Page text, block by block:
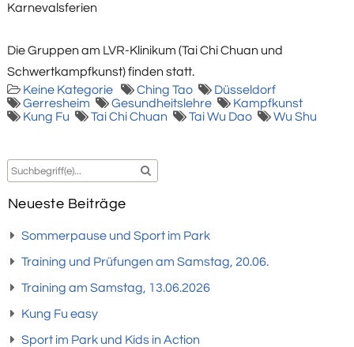
Karnevalsferien
Die Gruppen am LVR-Klinikum (Tai Chi Chuan und
Schwertkampfkunst) finden statt.
Keine Kategorie
Ching Tao
Düsseldorf
Gerresheim
Gesundheitslehre
Kampfkunst
Kung Fu
Tai Chi Chuan Tai Wu Dao Wu Shu
Neueste Beiträge
Sommerpause und Sport im Park
Training und Prüfungen am Samstag, 20.06.
Training am Samstag, 13.06.2026
Kung Fu easy
Sport im Park und Kids in Action